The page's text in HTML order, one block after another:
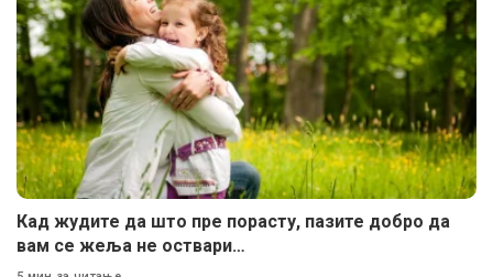
Кад жудите да што пре порасту, пазите добро да
вам се жеља не оствари…